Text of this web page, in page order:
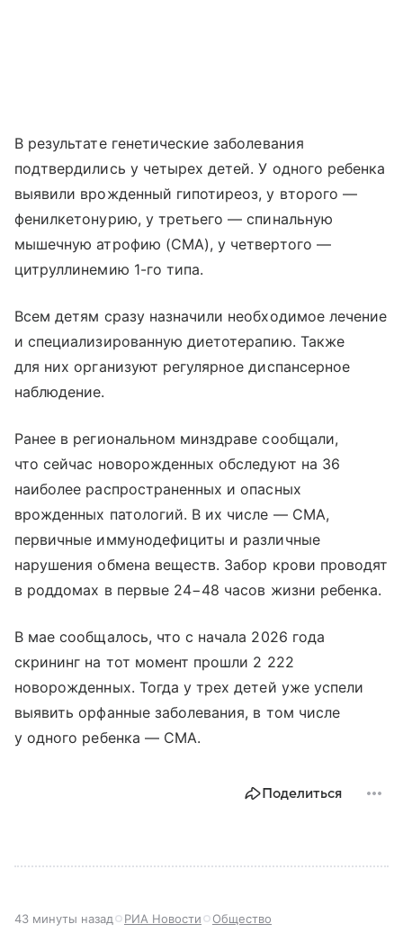
В результате генетические заболевания
подтвердились у четырех детей. У одного ребенка
выявили врожденный гипотиреоз, у второго —
фенилкетонурию, у третьего — спинальную
мышечную атрофию (СМА), у четвертого —
цитруллинемию 1-го типа.
Всем детям сразу назначили необходимое лечение
и специализированную диетотерапию. Также
для них организуют регулярное диспансерное
наблюдение.
Ранее в региональном минздраве сообщали,
что сейчас новорожденных обследуют на 36
наиболее распространенных и опасных
врожденных патологий. В их числе — СМА,
первичные иммунодефициты и различные
нарушения обмена веществ. Забор крови проводят
в роддомах в первые 24−48 часов жизни ребенка.
В мае сообщалось, что с начала 2026 года
скрининг на тот момент прошли 2 222
новорожденных. Тогда у трех детей уже успели
выявить орфанные заболевания, в том числе
у одного ребенка — СМА.
Поделиться
43 минуты назад РИА Новости Общество